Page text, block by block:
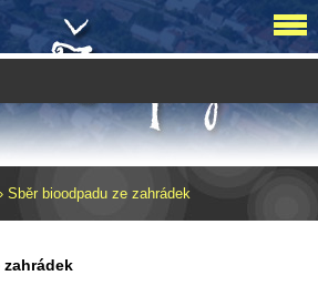
Sběr bioodpadu ze zahrádek